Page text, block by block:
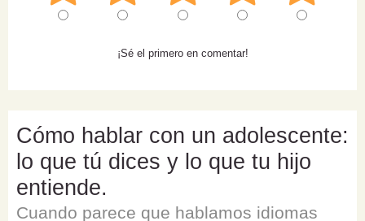
¡Sé el primero en comentar!
Cómo hablar con un adolescente:
lo que tú dices y lo que tu hijo
entiende.
Cuando parece que hablamos idiomas